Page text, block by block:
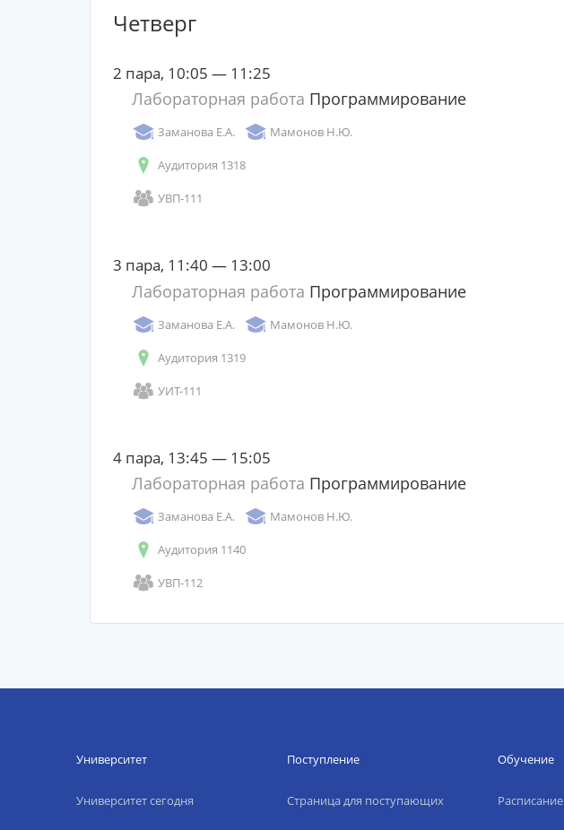
Четверг
2 пара, 10:05 — 11:25
Лабораторная работа Программирование
Заманова Е.А. Мамонов Н.Ю.
Аудитория 1318
УВП-111
3 пара, 11:40 — 13:00
Лабораторная работа Программирование
Заманова Е.А. Мамонов Н.Ю.
Аудитория 1319
УИТ-111
4 пара, 13:45 — 15:05
Лабораторная работа Программирование
Заманова Е.А. Мамонов Н.Ю.
Аудитория 1140
УВП-112
Университет
Университет сегодня
Поступление
Страница для поступающих
Обучение
Расписание